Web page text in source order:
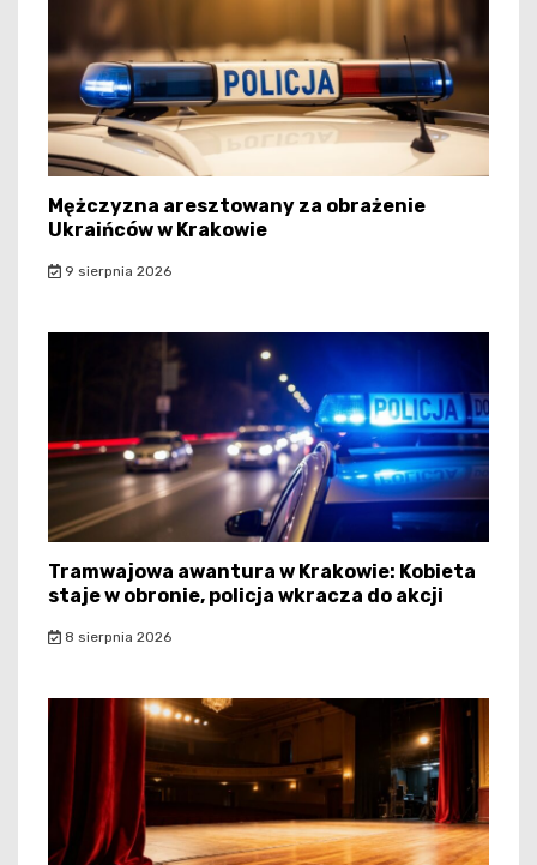
Mężczyzna aresztowany za obrażenie
Ukraińców w Krakowie
9 sierpnia 2026
Tramwajowa awantura w Krakowie: Kobieta
staje w obronie, policja wkracza do akcji
8 sierpnia 2026